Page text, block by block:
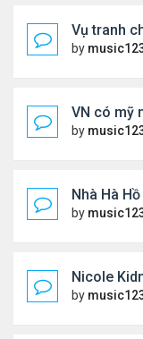
Vụ tranh
by
VN có mỹ
by
Nhà Hà Hồ
by
Nicole
by